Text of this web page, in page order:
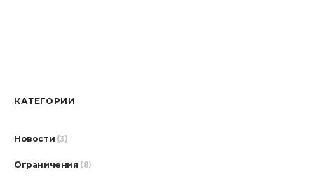
КАТЕГОРИИ
Новости (3)
Ограничения (8)